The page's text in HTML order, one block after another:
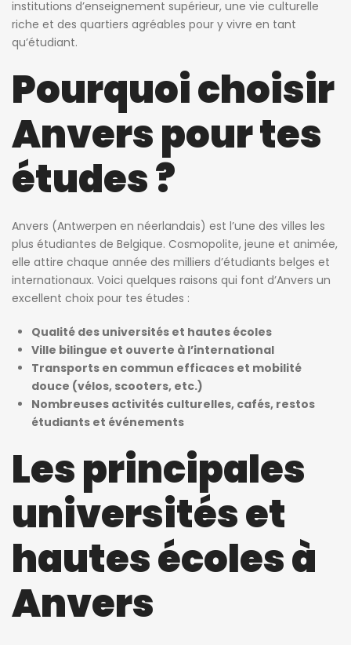
institutions d’enseignement supérieur, une vie culturelle
riche et des quartiers agréables pour y vivre en tant
qu’étudiant.
Pourquoi choisir
Anvers pour tes
études ?
Anvers (Antwerpen en néerlandais) est l’une des villes les
plus étudiantes de Belgique. Cosmopolite, jeune et animée,
elle attire chaque année des milliers d’étudiants belges et
internationaux. Voici quelques raisons qui font d’Anvers un
excellent choix pour tes études :
Qualité des universités et hautes écoles
Ville bilingue et ouverte à l’international
Transports en commun efficaces et mobilité
douce (vélos, scooters, etc.)
Nombreuses activités culturelles, cafés, restos
étudiants et événements
Les principales
universités et
hautes écoles à
Anvers